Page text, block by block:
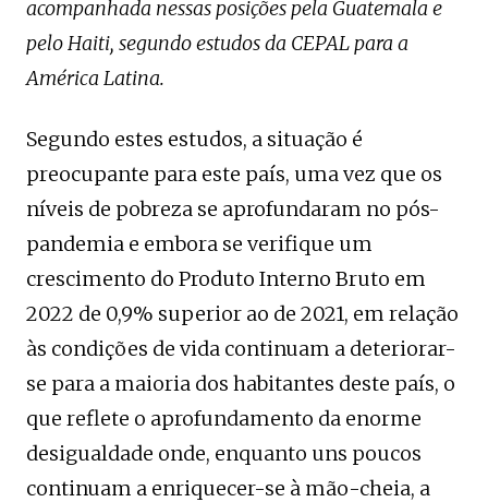
acompanhada nessas posições pela Guatemala e
pelo Haiti, segundo estudos da CEPAL para a
América Latina.
Segundo estes estudos, a situação é
preocupante para este país, uma vez que os
níveis de pobreza se aprofundaram no pós-
pandemia e embora se verifique um
crescimento do Produto Interno Bruto em
2022 de 0,9% superior ao de 2021, em relação
às condições de vida continuam a deteriorar-
se para a maioria dos habitantes deste país, o
que reflete o aprofundamento da enorme
desigualdade onde, enquanto uns poucos
continuam a enriquecer-se à mão-cheia, a